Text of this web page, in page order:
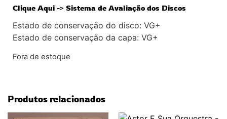
Clique Aqui -> Sistema de Avaliação dos Discos
Estado de conservação do disco: VG+
Estado de conservação da capa: VG+
Fora de estoque
Produtos relacionados